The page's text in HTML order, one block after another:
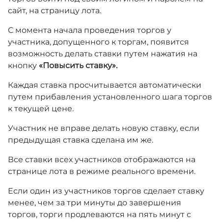
сайт, на страницу лота.
С момента начала проведения торгов у
участника, допущенного к торгам, появится
возможность делать ставки путем нажатия на
кнопку «Повысить ставку».
Каждая ставка просчитывается автоматически
путем прибавления установленного шага торгов
к текущей цене.
Участник не вправе делать новую ставку, если
предыдущая ставка сделана им же.
Все ставки всех участников отображаются на
странице лота в режиме реального времени.
Если один из участников торгов сделает ставку
менее, чем за три минуты до завершения
торгов, торги продлеваются на пять минут с